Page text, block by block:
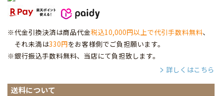
※代金引換決済は商品代金税込10,000円以上で代引手数料無料、
それ未満は330円をお客様側でご負担願います。
※銀行振込手数料無料、当店にて負担致します。
詳しくはこちら
送料について